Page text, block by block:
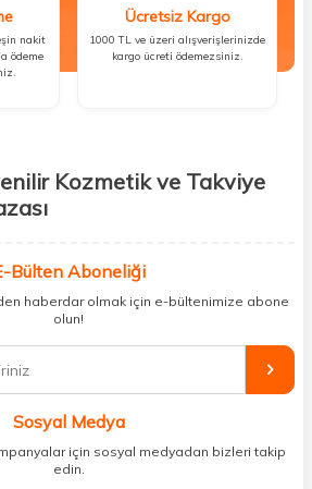
nakit
ödeme
Ücretsiz Kargo
1000 TL ve üzeri alışverişlerinizde
kargo ücreti ödemezsiniz.
Kozmetik ve Takviye
edici gıda ürünlerini sizlerle
mağaza dolaşmanıza gerek yok;
bir çatı altında topluyor ve kapınıza kadar
sağlık ürünleriyle güzelliğinizi tamamlayabilir,
güvenilir takviye edici gıdalara
ürünü uygun fiyat ve hızlı kargo avantajıyla
Bülten Aboneliği
haberdar olmak için e-bültenimize abone
olun!
Sosyal Medya
için sosyal medyadan bizleri takip
edin.